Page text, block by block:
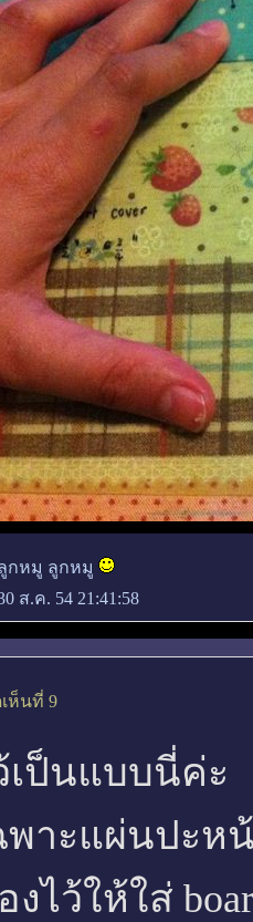
กหมู ลูกหมู
ส.ค. 54 21:41:58
ห็นที่ 9
เป็นแบบนี่ค่ะ
พาะแผ่นปะห
งไว้ให้ใส่